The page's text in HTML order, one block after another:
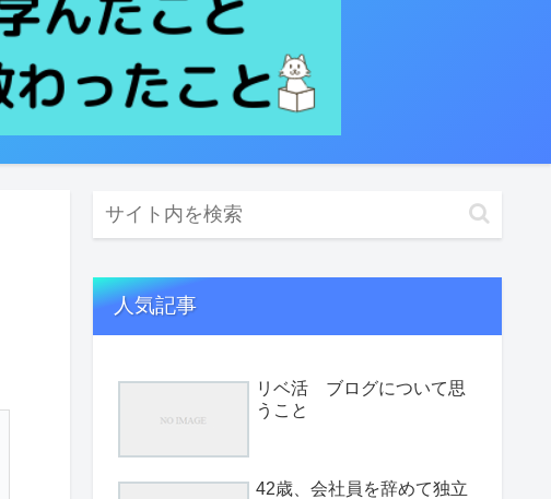
人気記事
リベ活 ブログについて思
うこと
42歳、会社員を辞めて独立